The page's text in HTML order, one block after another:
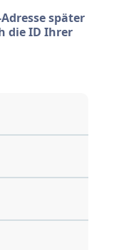
später
die ID Ihrer